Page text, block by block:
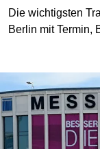
Die wichtigsten
Berlin mit Termin,